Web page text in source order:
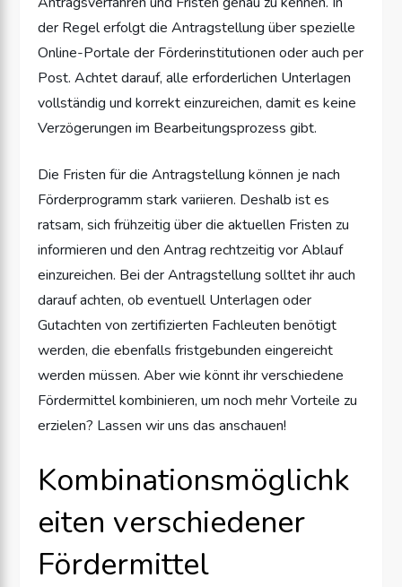
der Regel erfolgt die Antragstellung über spezielle
Online-Portale der Förderinstitutionen oder auch per
Post. Achtet darauf, alle erforderlichen Unterlagen
vollständig und korrekt einzureichen, damit es keine
Verzögerungen im Bearbeitungsprozess gibt.
Die Fristen für die Antragstellung können je nach
Förderprogramm stark variieren. Deshalb ist es
ratsam, sich frühzeitig über die aktuellen Fristen zu
informieren und den Antrag rechtzeitig vor Ablauf
einzureichen. Bei der Antragstellung solltet ihr auch
darauf achten, ob eventuell Unterlagen oder
Gutachten von zertifizierten Fachleuten benötigt
werden, die ebenfalls fristgebunden eingereicht
werden müssen. Aber wie könnt ihr verschiedene
Fördermittel kombinieren, um noch mehr Vorteile zu
erzielen? Lassen wir uns das anschauen!
Kombinationsmöglichk
eiten verschiedener
Fördermittel